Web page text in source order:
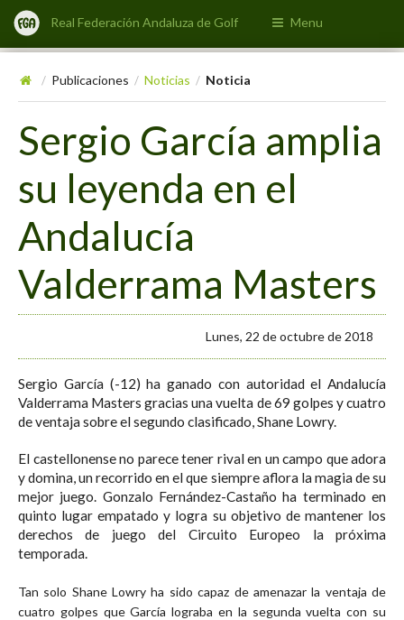
Real Federación Andaluza de Golf Menu
/ Publicaciones / Noticias / Noticia
Sergio García amplia
su leyenda en el
Andalucía
Valderrama Masters
Lunes, 22 de octubre de 2018
Sergio García (-12) ha ganado con autoridad el Andalucía
Valderrama Masters gracias una vuelta de 69 golpes y cuatro
de ventaja sobre el segundo clasificado, Shane Lowry.
El castellonense no parece tener rival en un campo que adora
y domina, un recorrido en el que siempre aflora la magia de su
mejor juego. Gonzalo Fernández-Castaño ha terminado en
quinto lugar empatado y logra su objetivo de mantener los
derechos de juego del Circuito Europeo la próxima
temporada.
Tan solo Shane Lowry ha sido capaz de amenazar la ventaja de
cuatro golpes que García lograba en la segunda vuelta con su